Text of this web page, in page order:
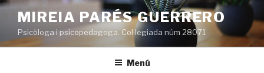
Vés
contingut
MIREIA PARÉS GUERRERO
Psicòloga i psicopedagoga. Col·legiada núm 28071
Menú